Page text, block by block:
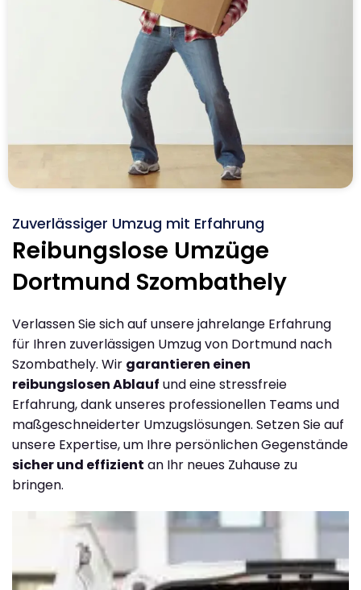
Zuverlässiger Umzug mit Erfahrung
Reibungslose Umzüge
Dortmund Szombathely
Verlassen Sie sich auf unsere jahrelange Erfahrung
für Ihren zuverlässigen Umzug von Dortmund nach
Szombathely. Wir garantieren einen
reibungslosen Ablauf und eine stressfreie
Erfahrung, dank unseres professionellen Teams und
maßgeschneiderter Umzugslösungen. Setzen Sie auf
unsere Expertise, um Ihre persönlichen Gegenstände
sicher und effizient an Ihr neues Zuhause zu
bringen.